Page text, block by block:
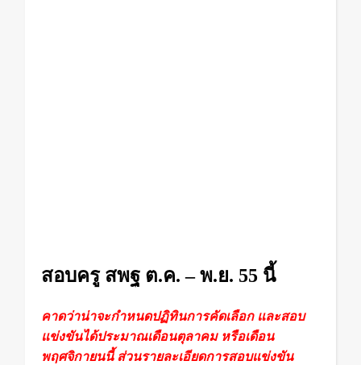
สอบครู สพฐ ต.ค. – พ.ย. 55 นี้
คาดว่าน่าจะกำหนดปฏิทินการคัดเลือก และสอบ
แข่งขันได้ประมาณเดือนตุลาคม หรือเดือน
พฤศจิกายนนี้ ส่วนรายละเอียดการสอบแข่งขัน